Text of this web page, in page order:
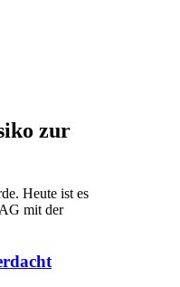
zur
Heute ist es
mit der